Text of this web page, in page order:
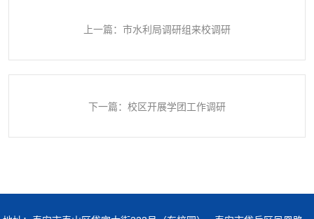
上一篇：市水利局调研组来校调研
下一篇：校区开展学团工作调研